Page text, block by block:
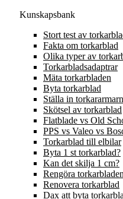
Kunskapsbank
Stort test av
Fakta om torkarblad
Olika typer av
Torkarbladsadaptrar
Mäta torkarbladen
Byta torkarblad
Ställa in
Skötsel av torkarblad
Flatblade vs Old
PPS vs Valeo vs
Torkarblad till elbilar
Byta 1 st torkarblad?
Kan det skilja 1 cm?
Rengöra torkarbladen
Renovera torkarblad
Dax att byta